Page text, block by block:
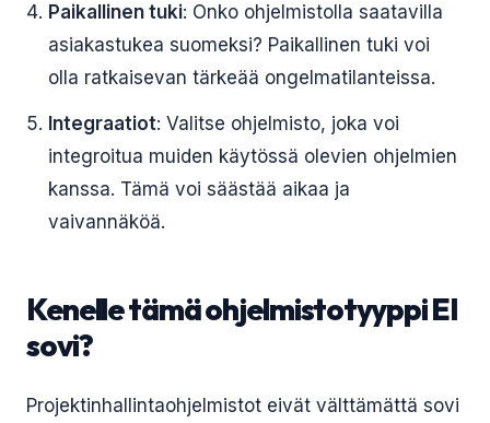
Paikallinen tuki: Onko ohjelmistolla saatavilla
asiakastukea suomeksi? Paikallinen tuki voi
olla ratkaisevan tärkeää ongelmatilanteissa.
Integraatiot: Valitse ohjelmisto, joka voi
integroitua muiden käytössä olevien ohjelmien
kanssa. Tämä voi säästää aikaa ja
vaivannäköä.
Kenelle tämä ohjelmistotyyppi EI
sovi?
Projektinhallintaohjelmistot eivät välttämättä sovi